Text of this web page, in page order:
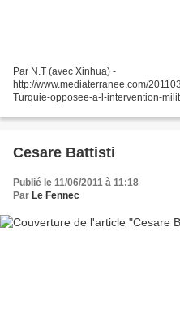
Par N.T (avec Xinhua) -
http://www.mediaterranee.com/
Turquie-opposee-a-l-intervention-
Erdogan, a déclaré...
Cesare Battisti
Publié le 11/06/2011 à 11:18
Par Le Fennec